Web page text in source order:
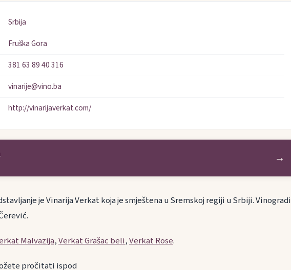
Srbija
Fruška Gora
381 63 89 40 316
vinarije@vino.ba
http://vinarijaverkat.com/
→
je Vinarija Verkat koja je smještena u Sremskoj regiji u Srbiji. Vinogradi
Malvazija,Verkat Grašac beli,Verkat Rose.
pročitati ispod